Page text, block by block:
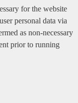
for the website
personal data via
as non-necessary
prior to running